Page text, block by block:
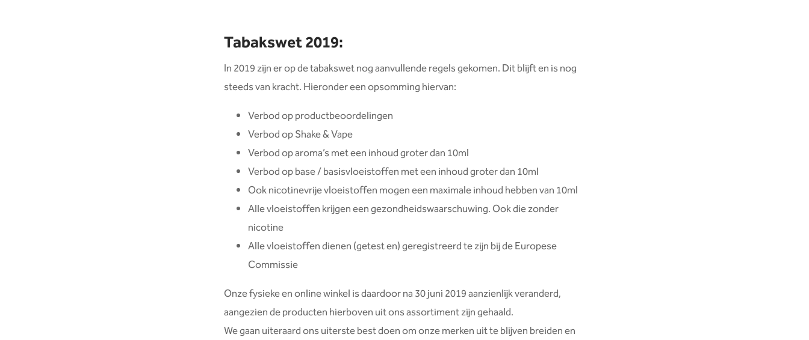
Tabakswet 2019:
In 2019 zijn er op de tabakswet nog aanvullende regels gekomen. Dit blijft en is nog
steeds van kracht. Hieronder een opsomming hiervan:
Verbod op productbeoordelingen
Verbod op Shake & Vape
Verbod op aroma’s met een inhoud groter dan 10ml
Verbod op base / basisvloeistoffen met een inhoud groter dan 10ml
Ook nicotinevrije vloeistoffen mogen een maximale inhoud hebben van 10ml
Alle vloeistoffen krijgen een gezondheidswaarschuwing. Ook die zonder
nicotine
Alle vloeistoffen dienen (getest en) geregistreerd te zijn bij de Europese
Commissie
Onze fysieke en online winkel is daardoor na 30 juni 2019 aanzienlijk veranderd,
aangezien de producten hierboven uit ons assortiment zijn gehaald.
We gaan uiteraard ons uiterste best doen om onze merken uit te blijven breiden en